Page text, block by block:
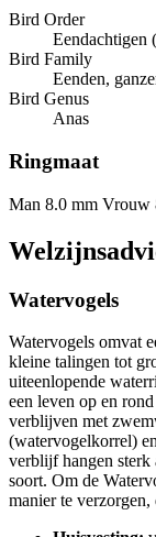
Bird Order
Eendachtigen
Bird Family
Eenden,
Bird Genus
Anas
Ringmaat
Man 8.0 mm Vrouw
Watervogels
Watervogels omvat
kleine talingen tot
uiteenlopende
een leven op en
verblijven met
(watervogelkorrel)
verblijf hangen sterk
soort. Om de
manier te